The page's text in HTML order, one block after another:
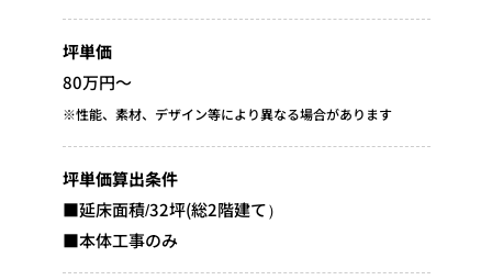
坪単価
80万円～
※性能、素材、デザイン等により異なる場合があります
坪単価算出条件
■延床面積/32坪(総2階建て）
■本体工事のみ